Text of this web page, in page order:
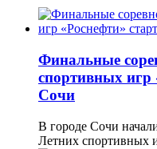
Финальные
спортивных игр
Сочи
В городе Сочи
Летних спортивных